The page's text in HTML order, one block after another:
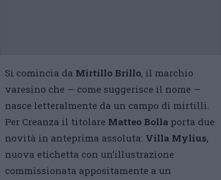
Si comincia da Mirtillo Brillo, il marchio
varesino che — come suggerisce il nome —
nasce letteralmente da un campo di mirtilli.
Per Creanza il titolare Matteo Bolla porta due
novità in anteprima assoluta: Villa Mylius,
nuova etichetta con un’illustrazione
commissionata appositamente a un